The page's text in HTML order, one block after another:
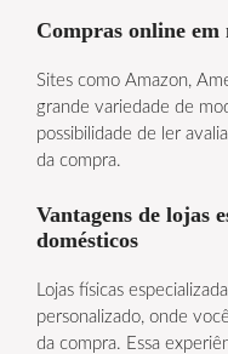
Compras online em
Sites como Amazon,
grande variedade de
possibilidade de ler
da compra.
Vantagens de lojas
domésticos
Lojas físicas
personalizado, onde
da compra. Essa